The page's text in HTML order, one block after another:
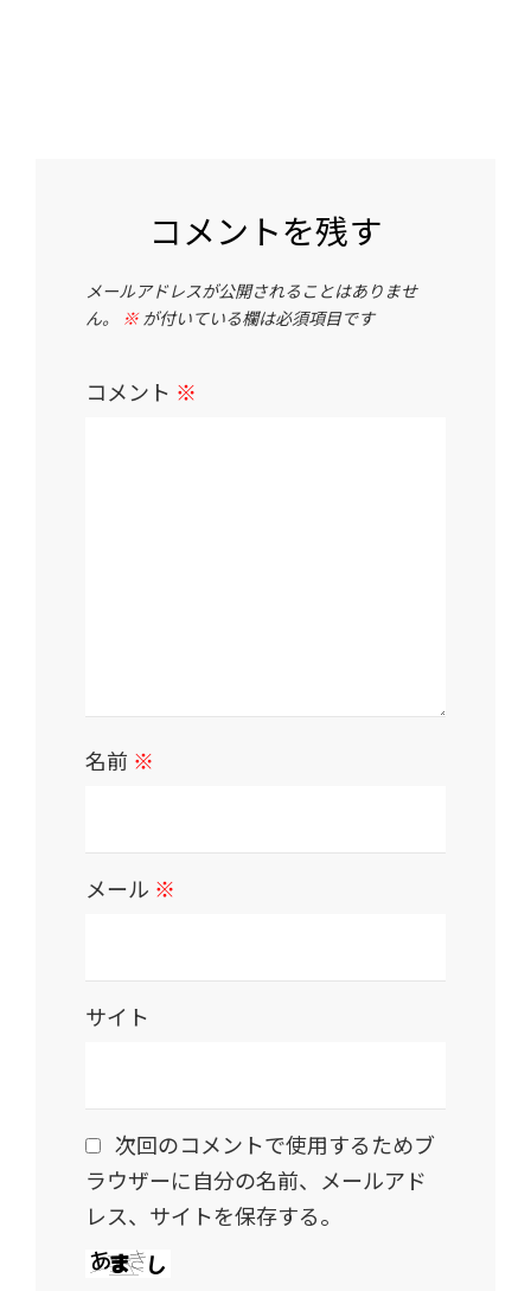
コメントを残す
メールアドレスが公開されることはありませ
ん。
※が付いている欄は必須項目です
コメント ※
名前 ※
メール ※
サイト
次回のコメントで使用するためブ
ラウザーに自分の名前、メールアド
レス、サイトを保存する。